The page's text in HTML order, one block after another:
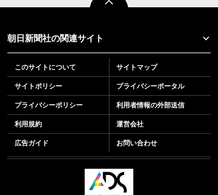
朝日新聞社の関連サイト
このサイトについて サイトマップ
サイトポリシー プライバシーポータル
プライバシーポリシー 利用者情報の外部送信
利用規約 運営会社
広告ガイド お問い合わせ